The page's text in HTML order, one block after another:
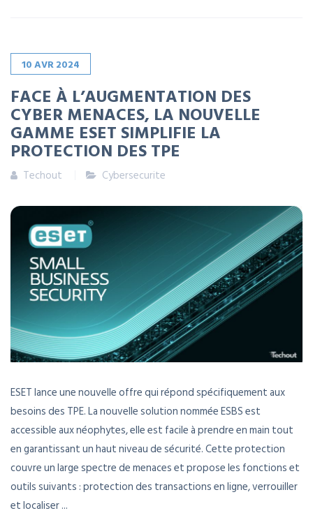
10AVR2024
FACE À L’AUGMENTATION DES
CYBER MENACES, LA NOUVELLE
GAMME ESET SIMPLIFIE LA
PROTECTION DES TPE
Techout Cybersecurite
ESET lance une nouvelle offre qui répond spécifiquement aux
besoins des TPE. La nouvelle solution nommée ESBS est
accessible aux néophytes, elle est facile à prendre en main tout
en garantissant un haut niveau de sécurité. Cette protection
couvre un large spectre de menaces et propose les fonctions et
outils suivants : protection des transactions en ligne, verrouiller
et localiser ...